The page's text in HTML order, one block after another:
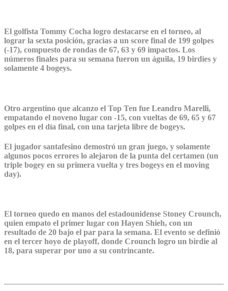
El golfista Tommy Cocha logro destacarse en el torneo, al
lograr la sexta posición, gracias a un score final de 199 golpes
(-17), compuesto de rondas de 67, 63 y 69 impactos. Los
números finales para su semana fueron un águila, 19 birdies y
solamente 4 bogeys.
Otro argentino que alcanzo el Top Ten fue Leandro Marelli,
empatando el noveno lugar con -15, con vueltas de 69, 65 y 67
golpes en el día final, con una tarjeta libre de bogeys.
El jugador santafesino demostró un gran juego, y solamente
algunos pocos errores lo alejaron de la punta del certamen (un
triple bogey en su primera vuelta y tres bogeys en el moving
day).
El torneo quedo en manos del estadounidense Stoney Crounch,
quien empato el primer lugar con Hayen Shieh, con un
resultado de 20 bajo el par para la semana. El evento se definió
en el tercer hoyo de playoff, donde Crounch logro un birdie al
18, para superar por uno a su contrincante.